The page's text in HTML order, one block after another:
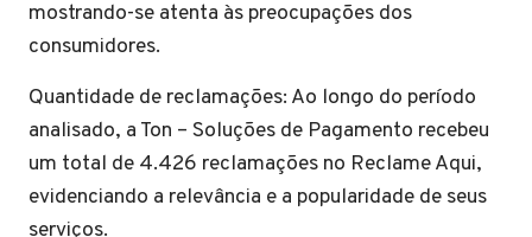
mostrando-se atenta às preocupações dos
consumidores.
Quantidade de reclamações: Ao longo do período
analisado, a Ton – Soluções de Pagamento recebeu
um total de 4.426 reclamações no Reclame Aqui,
evidenciando a relevância e a popularidade de seus
serviços.